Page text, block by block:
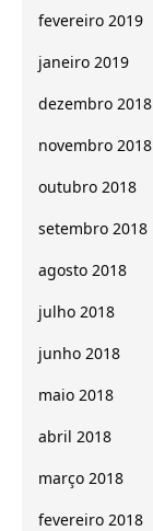
fevereiro 2019
janeiro 2019
dezembro 2018
novembro 2018
outubro 2018
setembro 2018
agosto 2018
julho 2018
junho 2018
maio 2018
abril 2018
março 2018
fevereiro 2018